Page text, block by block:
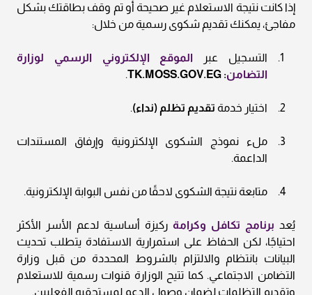
إذا كانت نتيجة الاستعلام غير صحيحة أو تم وقف بطاقتك بشكل
مفاجئ، يمكنك تقديم شكوى رسمية من خلال:
التسجيل عبر الموقع الإلكتروني الرسمي لوزارة
التضامن: TK.MOSS.GOV.EG
.
اختيار خدمة تقديم تظلم (نداء).
ملء نموذج الشكوى الإلكترونية وإرفاق المستندات
الداعمة.
متابعة نتيجة الشكوى لاحقًا من نفس البوابة الإلكترونية.
يُعد برنامج تكافل وكرامة ركيزة أساسية لدعم الأسر الأكثر
احتياجًا، لكن الحفاظ على استمرارية الاستفادة يتطلب تحديث
البيانات بانتظام والالتزام بالشروط المحددة من قبل وزارة
التضامن الاجتماعي. كما تتيح الوزارة قنوات رسمية للاستعلام
وتقديم التظلمات لضمان وصول الدعم لمستحقيه الفعليين.